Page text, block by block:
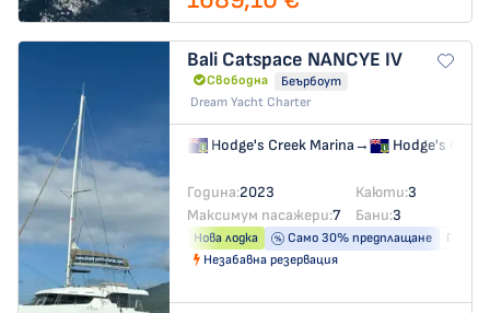
Bali Catspace NANCYE IV
Свободна
Беърбоут
Dream Yacht Charter
Hodge's Creek Marina→ Hodge's
Година:2023 Каюти:3
Максимум пасажери:7 Бани:3
Нова лодка Само 30% предплащане
Незабавна резервация